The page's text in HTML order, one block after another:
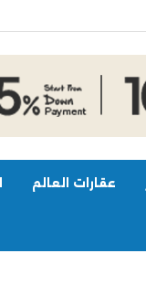
عقارات العالم